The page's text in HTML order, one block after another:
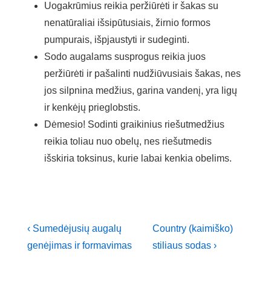
Uogakrūmius reikia peržiūrėti ir šakas su
nenatūraliai išsipūtusiais, žirnio formos
pumpurais, išpjaustyti ir sudeginti.
Sodo augalams susprogus reikia juos
peržiūrėti ir pašalinti nudžiūvusiais šakas, nes
jos silpnina medžius, garina vandenį, yra ligų
ir kenkėjų prieglobstis.
Dėmesio! Sodinti graikinius riešutmedžius
reikia toliau nuo obelų, nes riešutmedis
išskiria toksinus, kurie labai kenkia obelims.
Navigacija
tarp
Previous
Post
‹ Sumedėjusių augalų
genėjimas ir formavimas
Next
Post
Country (kaimiško)
stiliaus sodas ›